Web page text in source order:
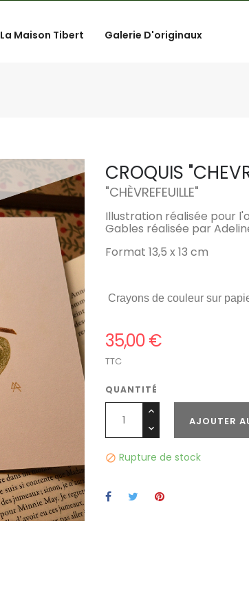
La Maison Tibert Galerie D'originaux
CROQUIS
"CHÈVREFEUILLE"
Illustration réalisée pour
Gables réalisée par
Format 13,5 x 13 cm
Crayons de couleur sur
35,00 €
TTC
QUANTITÉ
AJOUTER
 Rupture de stock